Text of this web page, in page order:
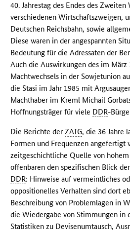
40. Jahrestag des Endes des
verschiedenen Wirtschaftszweigen,
Deutschen Reichsbahn, sowie
Diese waren in der angespannten
Bedeutung für die Adressaten der
Auch die Auswirkungen des im
Machtwechsels in der Sowjetunion
die Stasi im Jahr 1985 mit
Machthaber im Kreml Michail
Hoffnungsträger für viele DDR-
Die Berichte derZAIG, die 36 Jahre
Formen und Frequenzen angefertigt
zeitgeschichtliche Quelle von
offenbaren den spezifischen Blick
DDR: Hinweise auf vermeintliches
oppositionelles Verhalten sind dort
Beschreibung von Problemlagen in
die Wiedergabe von Stimmungen in
Statistiken zu Devisenumtausch,